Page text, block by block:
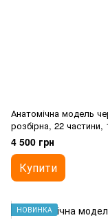
Анатомічна модель
розбірна, 22 частини,
4 500 грн
Купити
НОВИНКА